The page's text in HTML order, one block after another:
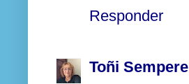
Responder
Toñi Sempere